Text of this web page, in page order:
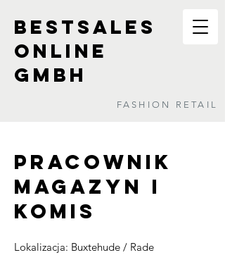
BESTSALES
ONLINE
GMBH
FASHION RETAIL
Pracownik
Magazyn i
komis
Lokalizacja: Buxtehude / Rade